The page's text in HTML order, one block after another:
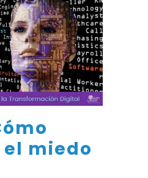
miedo